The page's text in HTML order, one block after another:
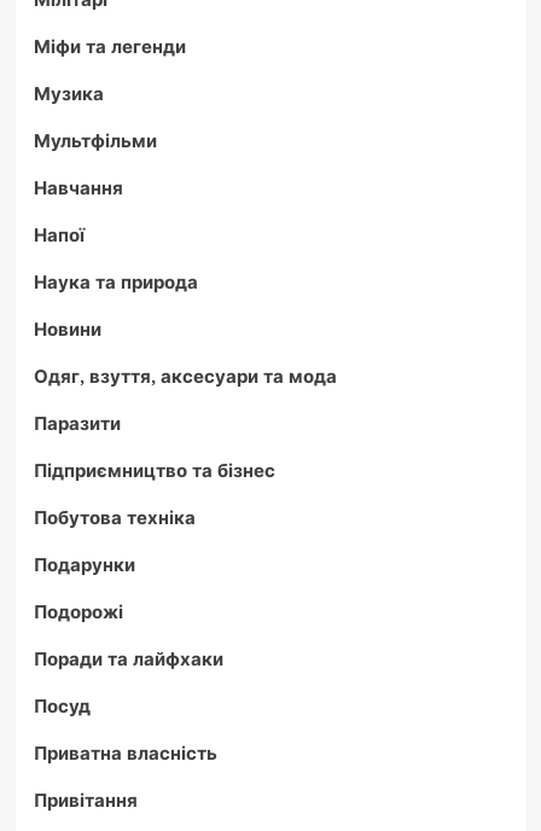
Міфи та легенди
Музика
Мультфільми
Навчання
Напої
Наука та природа
Новини
Одяг, взуття, аксесуари та мода
Паразити
Підприємництво та бізнес
Побутова техніка
Подарунки
Подорожі
Поради та лайфхаки
Посуд
Приватна власність
Привітання